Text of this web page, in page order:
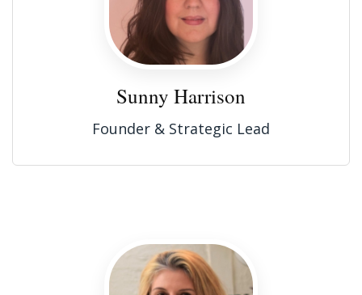
Sunny Harrison
Founder & Strategic Lead